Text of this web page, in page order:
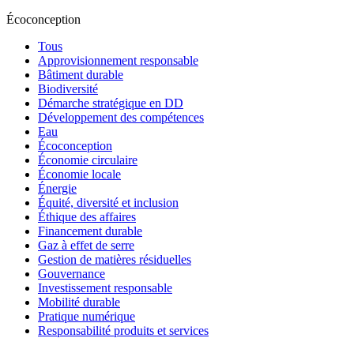
Écoconception
Tous
Approvisionnement responsable
Bâtiment durable
Biodiversité
Démarche stratégique en DD
Développement des compétences
Eau
Écoconception
Économie circulaire
Économie locale
Énergie
Équité, diversité et inclusion
Éthique des affaires
Financement durable
Gaz à effet de serre
Gestion de matières résiduelles
Gouvernance
Investissement responsable
Mobilité durable
Pratique numérique
Responsabilité produits et services